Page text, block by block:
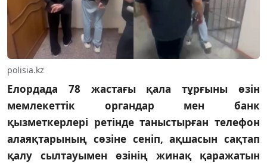
polisia.kz
Елордада 78 жастағы қала тұрғыны өзін
мемлекеттік органдар мен банк
қызметкерлері ретінде таныстырған телефон
алаяқтарының сөзіне сеніп, ақшасын сақтап
қалу сылтауымен өзінің жинақ қаражатын